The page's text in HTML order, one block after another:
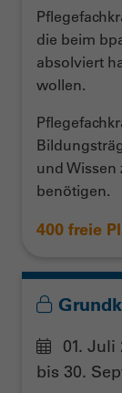
die beim
absolviert
wollen.
und Wissen
benötigen.
400 freie
01. Juli
bis 30.